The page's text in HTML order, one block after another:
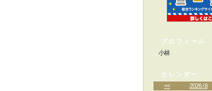
プロフィール
小林
カレンダー
<<
2026 / 8